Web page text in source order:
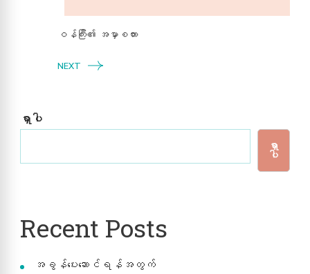
ဝန်ကြီး​၏ အမှာစကား
NEXT
ရှာပါ
ရှာ
ပါ
Recent Posts
အခွန်ပေးဆောင်ရန်အတွက်